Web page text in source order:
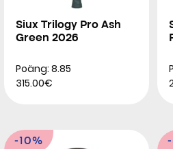
Siux Trilogy Pro Ash
Green 2026
Poäng: 8.85
315.00€
-10%